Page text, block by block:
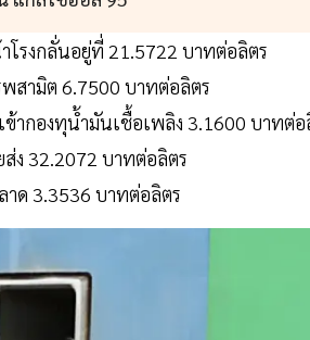
โรงกลั่นอยู่ที่ 21.5722 บาทต่อลิตร
สามิต 6.7500 บาทต่อลิตร
ข้ากองทุน้ำมันเชื้อเพลิง 3.1600 บาทต่อ
ส่ง 32.2072 บาทต่อลิตร
าด 3.3536 บาทต่อลิตร